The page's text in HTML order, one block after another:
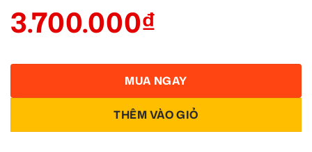
3.700.000₫
THÊM VÀO GIỎ
MUA NGAY